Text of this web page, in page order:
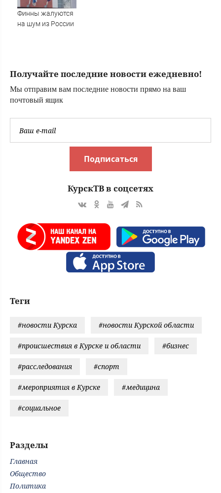
Финны жалуются
на шум из России
Получайте последние новости ежедневно!
Мы отправим вам последние новости прямо на ваш
почтовый ящик
Подписаться
КурскТВ в соцсетях
Теги
#новости Курска #новости Курской области
#происшествия в Курске и области #бизнес
#расследования #спорт
#мероприятия в Курске #медицина
#социальное
Разделы
Главная
Общество
Политика